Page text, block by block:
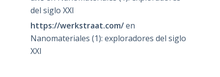
del siglo XXI
https://werkstraat.com/en
Nanomateriales (1): exploradores del siglo
XXI